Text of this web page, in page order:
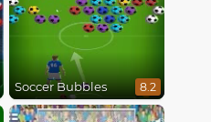
Soccer Bubbles 8.2